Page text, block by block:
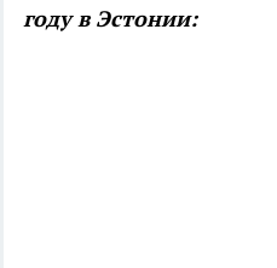
году в Эстонии: